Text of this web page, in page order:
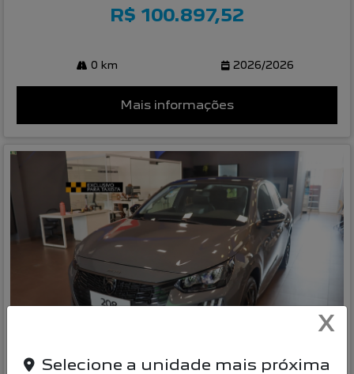
R$ 100.897,52
0 km 2026/2026
Mais informações
Compartilhe
X
Selecione a unidade mais próxima